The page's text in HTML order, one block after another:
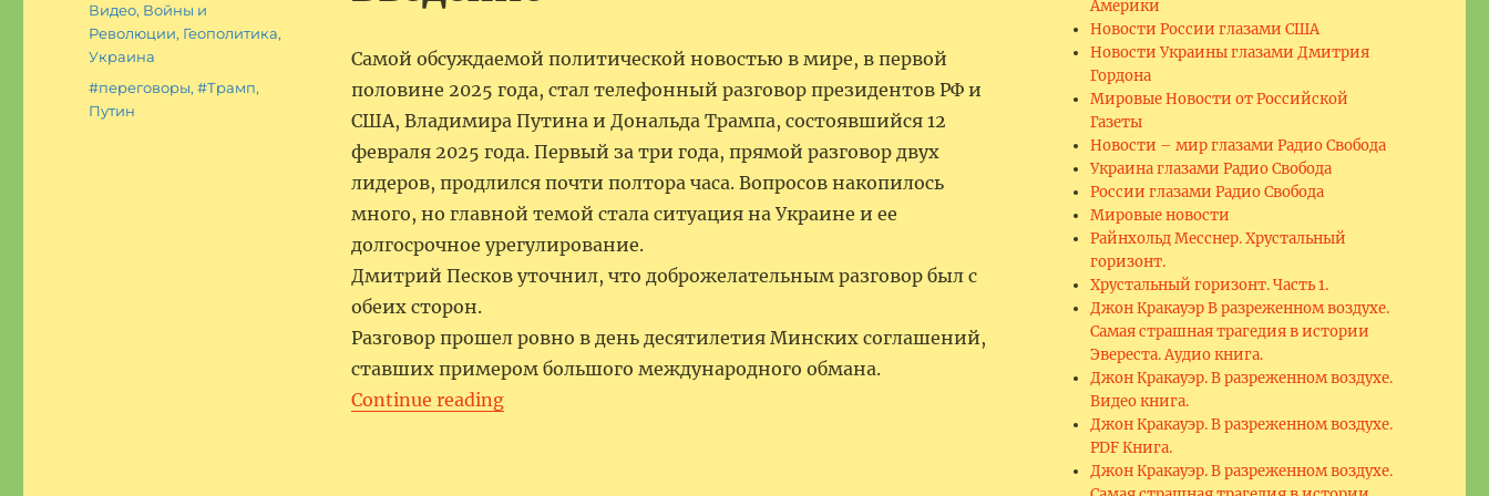
Самой обсуждаемой политической новостью в мире, в первой
половине 2025 года, стал телефонный разговор президентов РФ и
США, Владимира Путина и Дональда Трампа, состоявшийся 12
февраля 2025 года. Первый за три года, прямой разговор двух
лидеров, продлился почти полтора часа. Вопросов накопилось
много, но главной темой стала ситуация на Украине и ее
долгосрочное урегулирование.
Дмитрий Песков уточнил, что доброжелательным разговор был с
обеих сторон.
Разговор прошел ровно в день десятилетия Минских соглашений,
ставших примером большого международного обмана.
Continue reading“О подготовке к переговорам президентов США и РФ”
Categories
Видео, Войны и
Революции, Геополитика,
Украина
Tags
#переговоры,#Трамп,
Путин
Америки
Новости России глазами США
Новости Украины глазами Дмитрия
Гордона
Мировые Новости от Российской
Газеты
Новости – мир глазами Радио Свобода
Украина глазами Радио Свобода
России глазами Радио Свобода
Мировые новости
Райнхольд Месснер. Хрустальный
горизонт.
Хрустальный горизонт. Часть 1.
Джон Кракауэр В разреженном воздухе.
Самая страшная трагедия в истории
Эвереста. Аудио книга.
Джон Кракауэр. В разреженном воздухе.
Видео книга.
Джон Кракауэр. В разреженном воздухе.
PDF Книга.
Джон Кракауэр. В разреженном воздухе.